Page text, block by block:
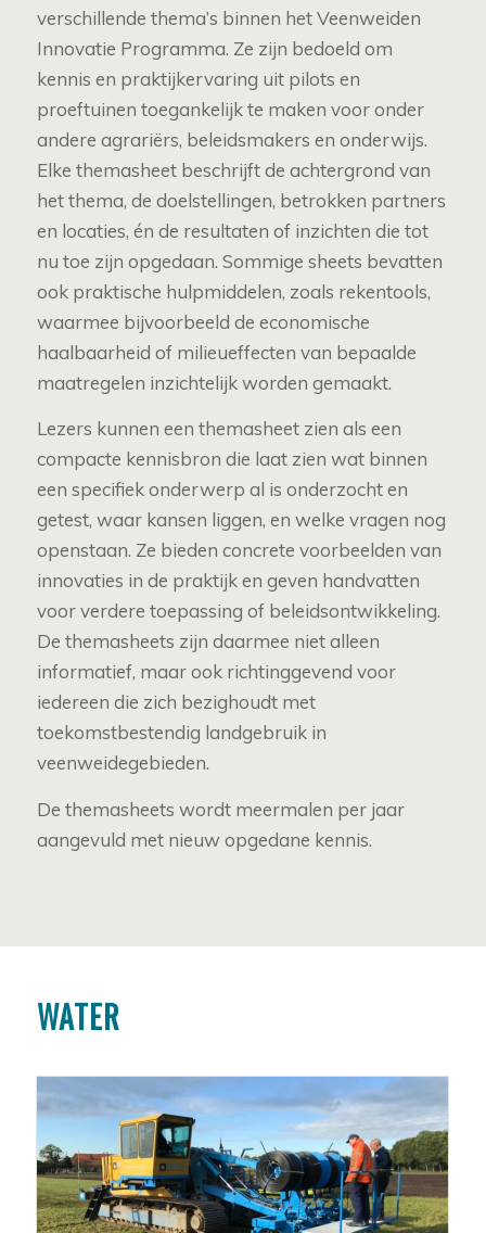
verschillende thema’s binnen het Veenweiden
Innovatie Programma. Ze zijn bedoeld om
kennis en praktijkervaring uit pilots en
proeftuinen toegankelijk te maken voor onder
andere agrariërs, beleidsmakers en onderwijs.
Elke themasheet beschrijft de achtergrond van
het thema, de doelstellingen, betrokken partners
en locaties, én de resultaten of inzichten die tot
nu toe zijn opgedaan. Sommige sheets bevatten
ook praktische hulpmiddelen, zoals rekentools,
waarmee bijvoorbeeld de economische
haalbaarheid of milieueffecten van bepaalde
maatregelen inzichtelijk worden gemaakt.
Lezers kunnen een themasheet zien als een
compacte kennisbron die laat zien wat binnen
een specifiek onderwerp al is onderzocht en
getest, waar kansen liggen, en welke vragen nog
openstaan. Ze bieden concrete voorbeelden van
innovaties in de praktijk en geven handvatten
voor verdere toepassing of beleidsontwikkeling.
De themasheets zijn daarmee niet alleen
informatief, maar ook richtinggevend voor
iedereen die zich bezighoudt met
toekomstbestendig landgebruik in
veenweidegebieden.
De themasheets wordt meermalen per jaar
aangevuld met nieuw opgedane kennis.
WATER